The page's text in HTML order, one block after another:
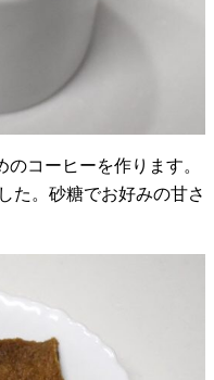
コーヒーを作ります。
た。砂糖でお好みの甘さ